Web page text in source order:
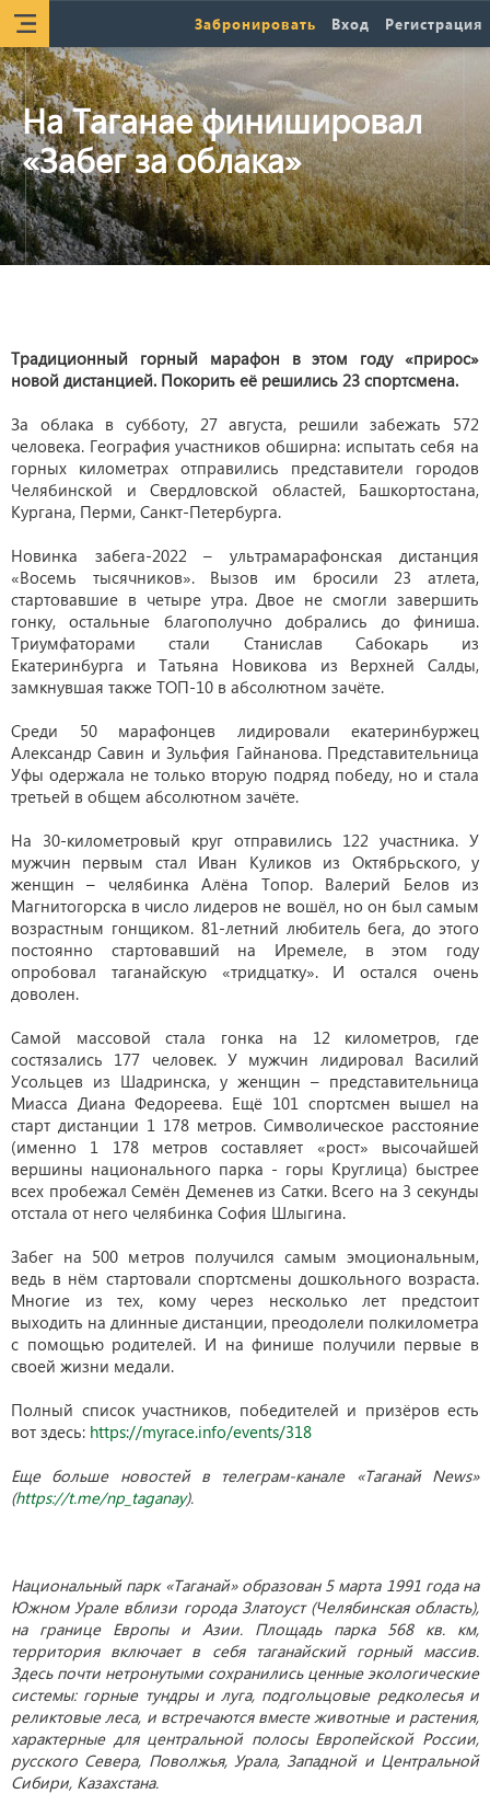
Забронировать Вход Регистрация
На Таганае финишировал
«Забег за облака»
Традиционный горный марафон в этом году «прирос»
новой дистанцией. Покорить её решились 23 спортсмена.
За облака в субботу, 27 августа, решили забежать 572
человека. География участников обширна: испытать себя на
горных километрах отправились представители городов
Челябинской и Свердловской областей, Башкортостана,
Кургана, Перми, Санкт-Петербурга.
Новинка забега-2022 – ультрамарафонская дистанция
«Восемь тысячников». Вызов им бросили 23 атлета,
стартовавшие в четыре утра. Двое не смогли завершить
гонку, остальные благополучно добрались до финиша.
Триумфаторами стали Станислав Сабокарь из
Екатеринбурга и Татьяна Новикова из Верхней Салды,
замкнувшая также ТОП-10 в абсолютном зачёте.
Среди 50 марафонцев лидировали екатеринбуржец
Александр Савин и Зульфия Гайнанова. Представительница
Уфы одержала не только вторую подряд победу, но и стала
третьей в общем абсолютном зачёте.
На 30-километровый круг отправились 122 участника. У
мужчин первым стал Иван Куликов из Октябрьского, у
женщин – челябинка Алёна Топор. Валерий Белов из
Магнитогорска в число лидеров не вошёл, но он был самым
возрастным гонщиком. 81-летний любитель бега, до этого
постоянно стартовавший на Иремеле, в этом году
опробовал таганайскую «тридцатку». И остался очень
доволен.
Самой массовой стала гонка на 12 километров, где
состязались 177 человек. У мужчин лидировал Василий
Усольцев из Шадринска, у женщин – представительница
Миасса Диана Федореева. Ещё 101 спортсмен вышел на
старт дистанции 1 178 метров. Символическое расстояние
(именно 1 178 метров составляет «рост» высочайшей
вершины национального парка - горы Круглица) быстрее
всех пробежал Семён Деменев из Сатки. Всего на 3 секунды
отстала от него челябинка София Шлыгина.
Забег на 500 метров получился самым эмоциональным,
ведь в нём стартовали спортсмены дошкольного возраста.
Многие из тех, кому через несколько лет предстоит
выходить на длинные дистанции, преодолели полкилометра
с помощью родителей. И на финише получили первые в
своей жизни медали.
Полный список участников, победителей и призёров есть
вот здесь: https://myrace.info/events/318
Еще больше новостей в телеграм-канале «Таганай News»
(https://t.me/np_taganay).
Национальный парк «Таганай» образован 5 марта 1991 года на
Южном Урале вблизи города Златоуст (Челябинская область),
на границе Европы и Азии. Площадь парка 568 кв. км,
территория включает в себя таганайский горный массив.
Здесь почти нетронутыми сохранились ценные экологические
системы: горные тундры и луга, подгольцовые редколесья и
реликтовые леса, и встречаются вместе животные и растения,
характерные для центральной полосы Европейской России,
русского Севера, Поволжья, Урала, Западной и Центральной
Сибири, Казахстана.